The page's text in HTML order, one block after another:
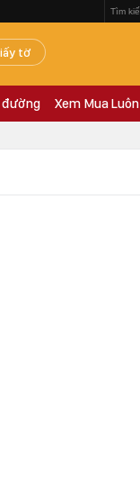
tờ
đường Xem Mua Luôn